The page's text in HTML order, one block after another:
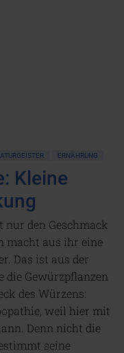
ERNÄHRUNG
Kleine
den Geschmack
macht aus ihr eine
Das ist aus der
die Gewürzpflanzen
des Würzens:
weil hier mit
Denn nicht die
seine